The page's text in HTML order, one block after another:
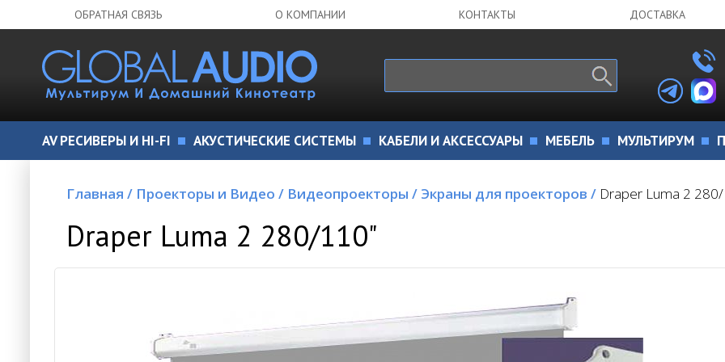
ОБРАТНАЯ СВЯЗЬ О КОМПАНИИ КОНТАКТЫ ДОСТАВКА
AV РЕСИВЕРЫ И HI-FI АКУСТИЧЕСКИЕ СИСТЕМЫ КАБЕЛИ И АКСЕССУАРЫ МЕБЕЛЬ МУЛЬТИРУМ
Главная / Проекторы и Видео / Видеопроекторы / Экраны для проекторов / Draper Luma 2
Draper Luma 2 280/110"